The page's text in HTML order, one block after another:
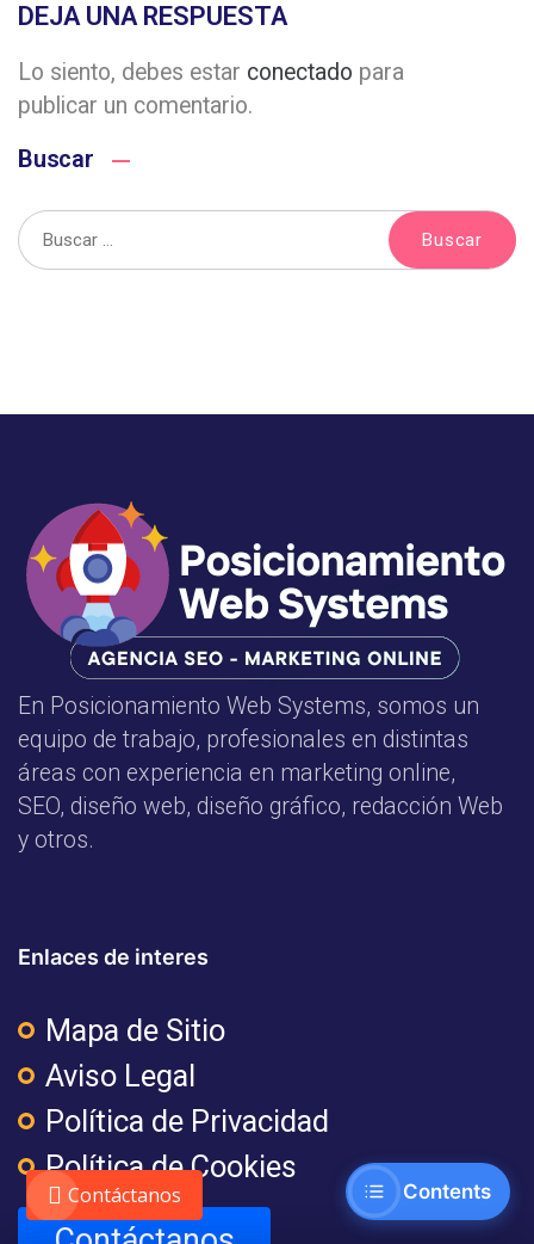
DEJA UNA RESPUESTA
Lo siento, debes estar conectado para
publicar un comentario.
Buscar
En Posicionamiento Web Systems, somos un
equipo de trabajo, profesionales en distintas
áreas con experiencia en marketing online,
SEO, diseño web, diseño gráfico, redacción Web
y otros.
Enlaces de interes
Mapa de Sitio
Aviso Legal
Política de Privacidad
Política de Cookies
Contents
Contáctanos